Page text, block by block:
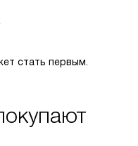
стать первым.